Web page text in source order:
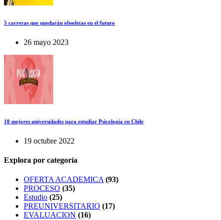
5 carreras que quedarán obsoletas en el futuro
26 mayo 2023
10 mejores universidades para estudiar Psicología en Chile
19 octubre 2022
Explora por categoría
OFERTA ACADEMICA (93)
PROCESO (35)
Estudio (25)
PREUNIVERSITARIO (17)
EVALUACION (16)